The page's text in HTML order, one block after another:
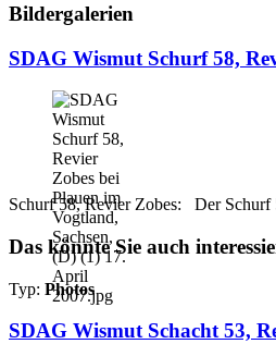
Bildergalerien
SDAG Wismut Schurf 58,
Schurf 58, Revier Zobes: Der Schurf
Das könnte Sie auch
Typ: Photos
SDAG Wismut Schacht 53,